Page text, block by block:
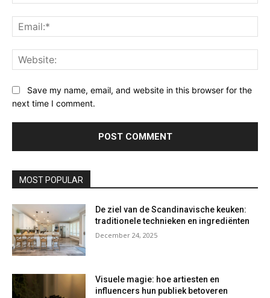
Save my name, email, and website in this browser for the
next time I comment.
MOST POPULAR
De ziel van de Scandinavische keuken:
traditionele technieken en ingrediënten
December 24, 2025
Visuele magie: hoe artiesten en
influencers hun publiek betoveren